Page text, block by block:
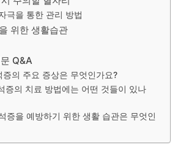
극을 통한 관리 방법
위한 생활습관
Q&A
증의 주요 증상은 무엇인가요?
증의 치료 방법에는 어떤 것들이 있나
증을 예방하기 위한 생활 습관은 무엇인